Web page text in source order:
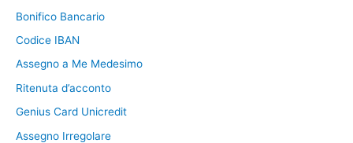
Bonifico Bancario
Codice IBAN
Assegno a Me Medesimo
Ritenuta d’acconto
Genius Card Unicredit
Assegno Irregolare